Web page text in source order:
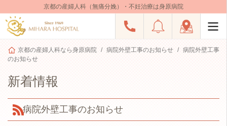
京都の産婦人科（無痛分娩）・不妊治療は身原病院
京都の産婦人科なら身原病院 病院外壁工事のお知らせ
病院外壁工事
のお知らせ
新着情報
病院外壁工事のお知らせ